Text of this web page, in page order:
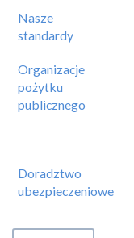
Nasze
standardy
Organizacje
pożytku
publicznego
Doradztwo
ubezpieczeniowe